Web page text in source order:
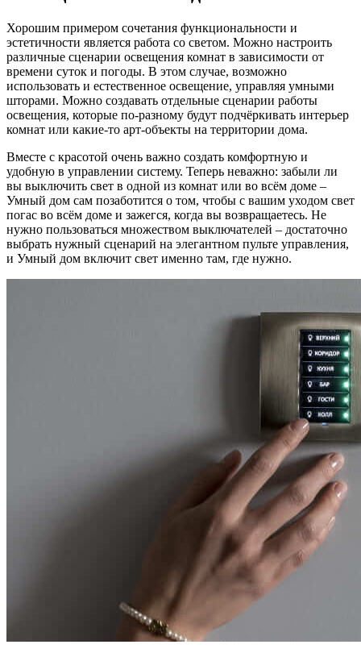
Хорошим примером сочетания функциональности и
эстетичности является работа со светом. Можно настроить
различные сценарии освещения комнат в зависимости от
времени суток и погоды. В этом случае, возможно
использовать и естественное освещение, управляя умными
шторами. Можно создавать отдельные сценарии работы
освещения, которые по-разному будут подчёркивать интерьер
комнат или какие-то арт-объекты на территории дома.
Вместе с красотой очень важно создать комфортную и
удобную в управлении систему. Теперь неважно: забыли ли
вы выключить свет в одной из комнат или во всём доме –
Умный дом сам позаботится о том, чтобы с вашим уходом свет
погас во всём доме и зажегся, когда вы возвращаетесь. Не
нужно пользоваться множеством выключателей – достаточно
выбрать нужный сценарий на элегантном пульте управления,
и Умный дом включит свет именно там, где нужно.